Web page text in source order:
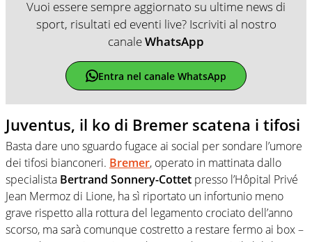
Vuoi essere sempre aggiornato su ultime news di
sport, risultati ed eventi live? Iscriviti al nostro
canaleWhatsApp
Entra nel canale WhatsApp
Juventus, il ko di Bremer scatena i tifosi
Basta dare uno sguardo fugace ai social per sondare l’umore
dei tifosi bianconeri. Bremer, operato in mattinata dallo
specialista Bertrand Sonnery-Cottet presso l’Hôpital Privé
Jean Mermoz di Lione, ha sì riportato un infortunio meno
grave rispetto alla rottura del legamento crociato dell’anno
scorso, ma sarà comunque costretto a restare fermo ai box –